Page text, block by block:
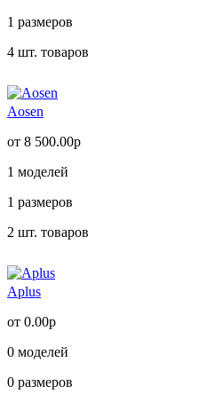
1 размеров
4 шт. товаров
Aosen
от 8 500.00р
1 моделей
1 размеров
2 шт. товаров
Aplus
от 0.00р
0 моделей
0 размеров